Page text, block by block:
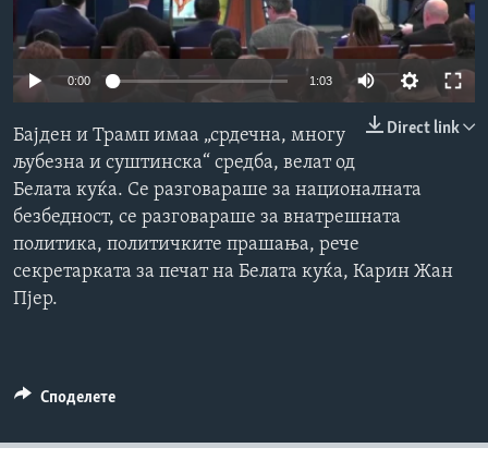
0:00 1:03
Direct link
Бајден и Трамп имаа „срдечна, многу
љубезна и суштинска“ средба, велат од
Белата куќа. Се разговараше за националната
безбедност, се разговараше за внатрешната
политика, политичките прашања, рече
секретарката за печат на Белата куќа, Карин Жан
Пјер.
Споделете